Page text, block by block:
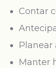
Contar
Planear
Manter